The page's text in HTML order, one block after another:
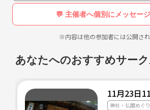
💬 主催者へ個別にメッセー
※内容は他の参加者には公開さ
あなたへのおすすめサー
11月23日
神社・仏閣めぐり